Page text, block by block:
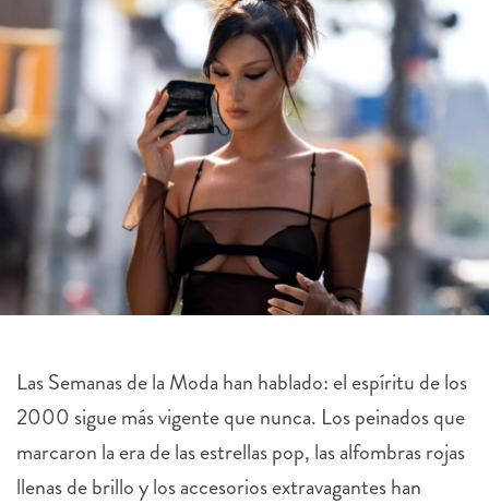
Las Semanas de la Moda han hablado: el espíritu de los
2000 sigue más vigente que nunca. Los peinados que
marcaron la era de las estrellas pop, las alfombras rojas
llenas de brillo y los accesorios extravagantes han